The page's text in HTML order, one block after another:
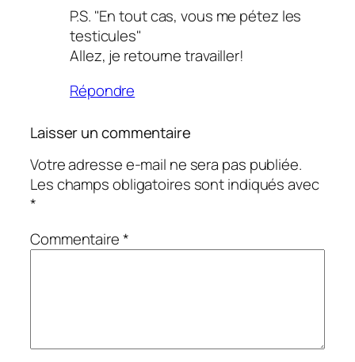
P.S. "En tout cas, vous me pétez les
testicules"
Allez, je retourne travailler!
Répondre
Laisser un commentaire
Votre adresse e-mail ne sera pas publiée.
Les champs obligatoires sont indiqués avec
*
Commentaire*